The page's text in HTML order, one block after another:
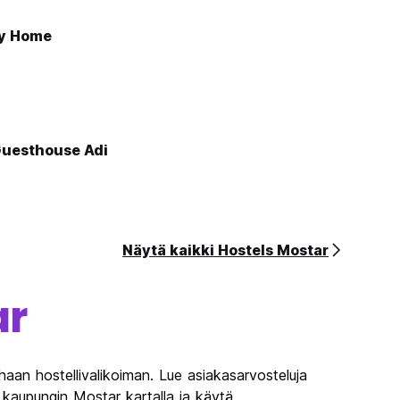
Home
Adi
Näytä kaikki Hostels Mostar
hostellivalikoiman. Lue asiakasarvosteluja